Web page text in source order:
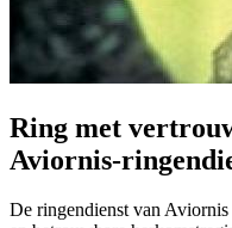
Ring met
Aviornis-
De ringendienst van